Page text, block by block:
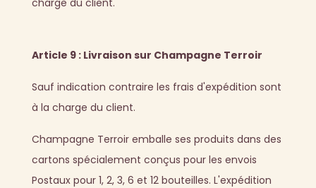
Article 9 : Livraison sur Champagne Terroir
Sauf indication contraire les frais d'expédition sont
à la charge du client.
Champagne Terroir emballe ses produits dans des
cartons spécialement conçus pour les envois
Postaux pour 1, 2, 3, 6 et 12 bouteilles. L'expédition